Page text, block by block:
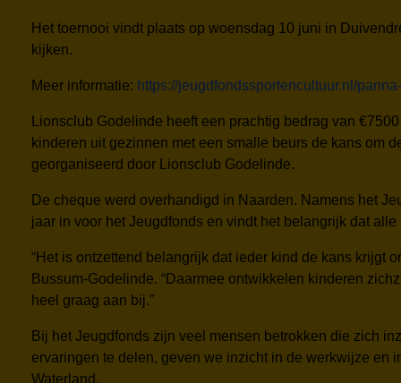
Het toernooi vindt plaats op woensdag 10 juni in
kijken.
Meer informatie: https://jeugdfondssportencultuur.nl/
Lionsclub Godelinde heeft een prachtig bedrag van
kinderen uit gezinnen met een smalle beurs de kans om
georganiseerd door Lionsclub Godelinde.
De cheque werd overhandigd in Naarden. Namens het
jaar in voor het Jeugdfonds en vindt het belangrijk dat
“Het is ontzettend belangrijk dat ieder kind de kans krijgt
Bussum-Godelinde. “Daarmee ontwikkelen kinderen
heel graag aan bij.”
Bij het Jeugdfonds zijn veel mensen betrokken die zich
ervaringen te delen, geven we inzicht in de werkwijze en
Waterland.